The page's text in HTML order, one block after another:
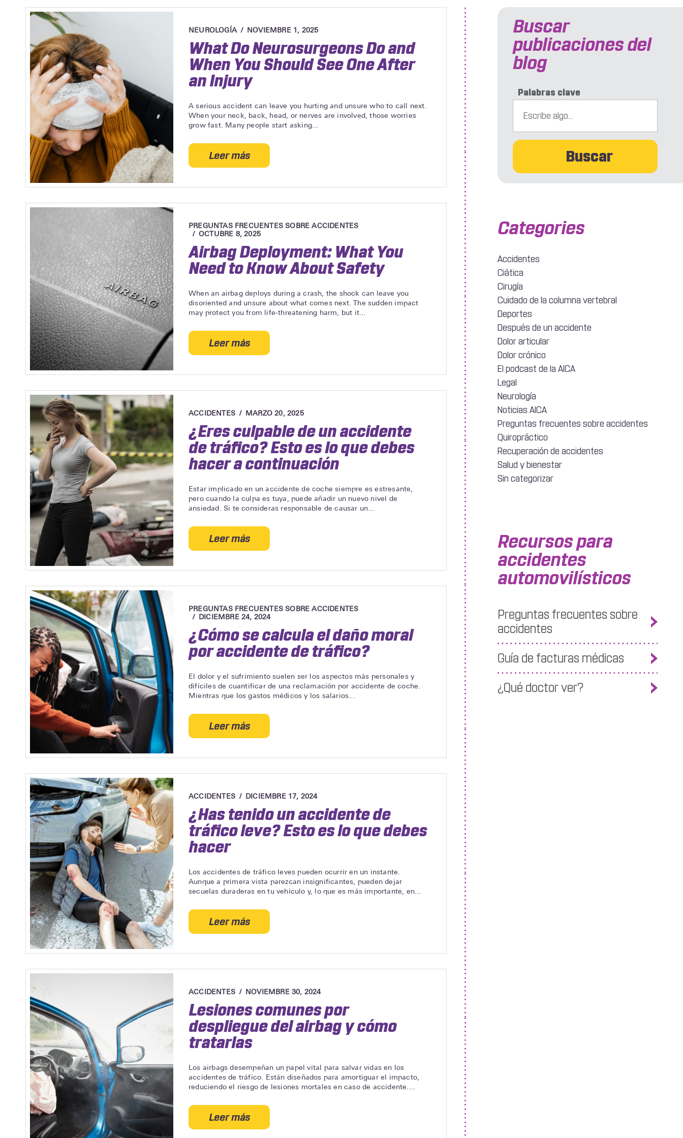
NEUROLOGÍA NOVIEMBRE 1, 2025
What Do Neurosurgeons Do and
When You Should See One After
an Injury
A serious accident can leave you hurting and unsure who to call next.
When your neck, back, head, or nerves are involved, those worries
grow fast. Many people start asking...
Leer más
acerca
What
Do
and
When
You
Should
One
After
an
Injury
PREGUNTAS FRECUENTES SOBRE ACCIDENTES
OCTUBRE 8, 2025
Airbag Deployment: What You
Need to Know About Safety
When an airbag deploys during a crash, the shock can leave you
disoriented and unsure about what comes next. The sudden impact
may protect you from life-threatening harm, but it...
Leer más
acerca
Airbag
You
to
Know
About
Safety
ACCIDENTES MARZO 20, 2025
¿Eres culpable de un accidente
de tráfico? Esto es lo que debes
hacer a continuación
Estar implicado en un accidente de coche siempre es estresante,
pero cuando la culpa es tuya, puede añadir un nuevo nivel de
ansiedad. Si te consideras responsable de causar un...
Leer más
acerca
¿Eres
un
accidente
de
tráfico?
Esto
lo
que
debes
hacer
a
continuación
PREGUNTAS FRECUENTES SOBRE ACCIDENTES
DICIEMBRE 24, 2024
¿Cómo se calcula el daño moral
por accidente de tráfico?
El dolor y el sufrimiento suelen ser los aspectos más personales y
difíciles de cuantificar de una reclamación por accidente de coche.
Mientras que los gastos médicos y los salarios...
Leer más
acerca
¿Cómo
el
moral
por
accidente
ACCIDENTES DICIEMBRE 17, 2024
¿Has tenido un accidente de
tráfico leve? Esto es lo que debes
hacer
Los accidentes de tráfico leves pueden ocurrir en un instante.
Aunque a primera vista parezcan insignificantes, pueden dejar
secuelas duraderas en tu vehículo y, lo que es más importante, en...
Leer más
acerca
¿Has
accidente
tráfico
leve?
Esto
es
que
debes
ACCIDENTES NOVIEMBRE 30, 2024
Lesiones comunes por
despliegue del airbag y cómo
tratarlas
Los airbags desempeñan un papel vital para salvar vidas en los
accidentes de tráfico. Están diseñados para amortiguar el impacto,
reduciendo el riesgo de lesiones mortales en caso de accidente....
Leer más
acerca
Buscar
publicaciones del
blog
Palabras clave
Buscar
Accidentes
Ciática
Cirugía
Cuidado de la columna vertebral
Deportes
Después de un accidente
Dolor articular
Dolor crónico
El podcast de la AICA
Legal
Neurología
Noticias AICA
Preguntas frecuentes sobre accidentes
Quiropráctico
Recuperación de accidentes
Salud y bienestar
Sin categorizar
Recursos para
accidentes
automovilísticos
Preguntas frecuentes sobre
accidentes
Guía de facturas médicas
¿Qué doctor ver?